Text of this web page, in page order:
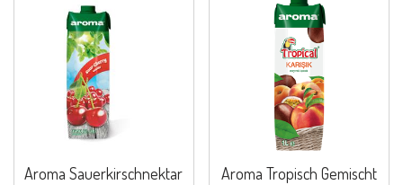
Aroma Sauerkirschnektar Aroma Tropisch Gemischt